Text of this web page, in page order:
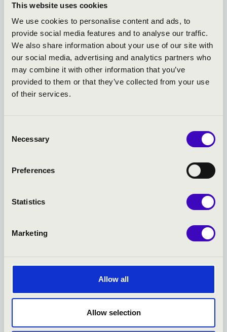
This website uses cookies
We use cookies to personalise content and ads, to
provide social media features and to analyse our traffic.
We also share information about your use of our site with
our social media, advertising and analytics partners who
may combine it with other information that you’ve
provided to them or that they’ve collected from your use
of their services.
Selection
Necessary
Preferences
Statistics
Marketing
Allow all
Allow selection
Bővebben
ANYANYELVE
Bővebben